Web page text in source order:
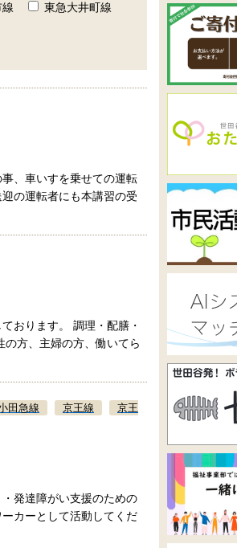
東急大井町線
、車いすを乗せての運転
の運転者にも本講習の受
おります。 調理・配膳・
方、主婦の方、働いてら
田急線 京王線 京王
発達障がい支援のための
カーとして活動してくだ